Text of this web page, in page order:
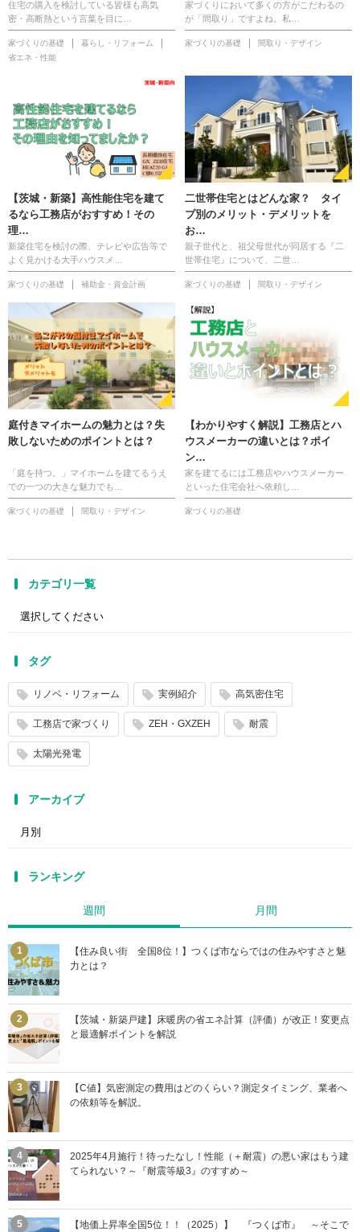
住宅の購入を検討している皆様も高気
密・高断熱という言葉を目に…
家づくりの基礎
暮らし・リフォーム
省エネ・性能
家づくりにおいて多くの方がこだわるの
が「間取り」ですよね。私…
家づくりの基礎 間取り・デザイン
【茨城・新築】高性能住宅を建て
るなら工務店がおすすめ！その
理…
新築住宅を検討の際、テレビや広告等で
よく見かける大手ハウスメ…
家づくりの基礎 補助金・資金計画
二世帯住宅とはどんな家？ タイ
プ別のメリット・デメリットを
お…
親子世代と、祖父母世代が同居する『二
世帯住宅』について、二世…
家づくりの基礎 間取り・デザイン
庭付きマイホームの魅力とは？失
敗しないためのポイントとは？
「庭を持つ。」マイホームを建てるうえ
での一つの大きな魅力でも…
家づくりの基礎 間取り・デザイン
【わかりやすく解説】工務店とハ
ウスメーカーの違いとは？ポイ
ン…
家を建てるには工務店やハウスメーカー
といった住宅会社へ依頼し…
家づくりの基礎
カテゴリ一覧
タグ
リノベ・リフォーム 実例紹介 高気密住宅
工務店で家づくり ZEH・GXZEH 耐震
太陽光発電
アーカイブ
ランキング
週間 月間
【住み良い街 全国8位！】つくば市ならではの住みやすさと魅
力とは？
【茨城・新築戸建】床暖房の省エネ計算（評価）が改正！変更点
と最適解ポイントを解説
【C値】気密測定の費用はどのくらい？測定タイミング、業者へ
の依頼等を解説。
2025年4月施行！待ったなし！性能（＋耐震）の悪い家はもう建
てられない？～『耐震等級3』のすすめ～
【地価上昇率全国5位！！（2025）】 『つくば市』 ～そこで